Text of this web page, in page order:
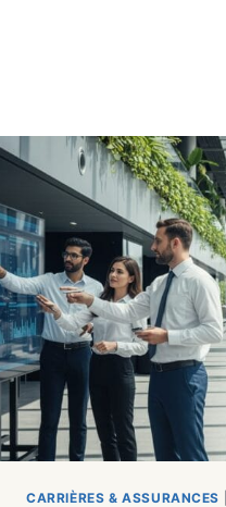
CARRIÈRES & ASSURANCES